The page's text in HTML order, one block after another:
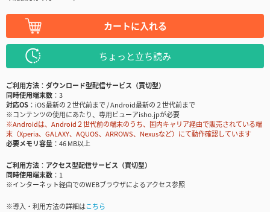
カートに入れる
ちょっと立ち読み
ご利用方法
ダウンロード型配信サービス（買切型）
同時使用端末数
3
対応OS
iOS最新の２世代前まで / Android最新の２世代前まで
※コンテンツの使用にあたり、専用ビューアisho.jpが必要
※Androidは、Android２世代前の端末のうち、国内キャリア経由で販売されている端
末（Xperia、GALAXY、AQUOS、ARROWS、Nexusなど）にて動作確認しています
必要メモリ容量
46 MB以上
ご利用方法
アクセス型配信サービス（買切型）
同時使用端末数
1
※インターネット経由でのWEBブラウザによるアクセス参照
※導入・利用方法の詳細はこちら